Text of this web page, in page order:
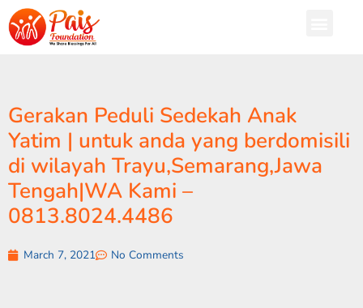
Gerakan Peduli Sedekah Anak
Yatim | untuk anda yang berdomisili
di wilayah Trayu,Semarang,Jawa
Tengah|WA Kami –
0813.8024.4486
March 7, 2021 No Comments